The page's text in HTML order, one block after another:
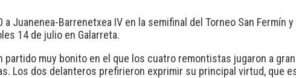
a Juanenea-Barrenetxea IV en la semifinal del Torneo San Fermín
14 de julio en Galarreta.
partido muy bonito en el que los cuatro remontistas jugaron a
Los dos delanteros prefirieron exprimir su principal virtud, que